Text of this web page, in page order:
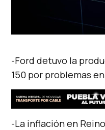
-Ford detuvo la
150 por problemas
-La inflación en